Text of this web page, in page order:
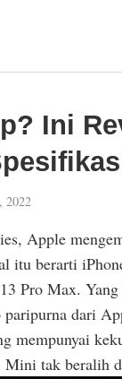
Ini
2022
Apple
itu berarti
Pro Max.
paripurna dari
mempunyai
Mini tak beralih